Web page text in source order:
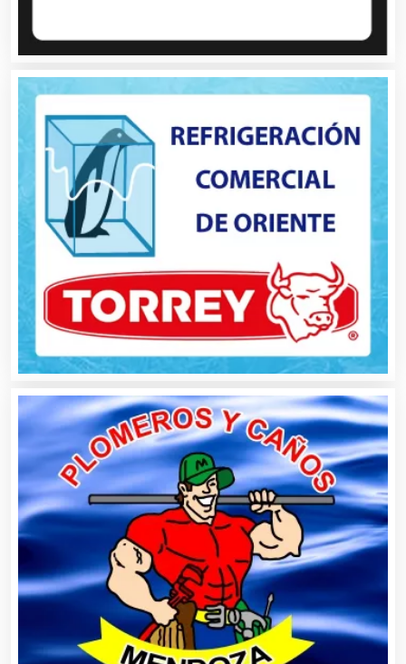
Asesoría Fiscal
Asilos
Asociaciones Civiles
Asociaciones Empresariales
Audio, Sonido e Iluminación
Audios para Eventos
Autobuses
Automatización
Automóviles Nuevos y Usados